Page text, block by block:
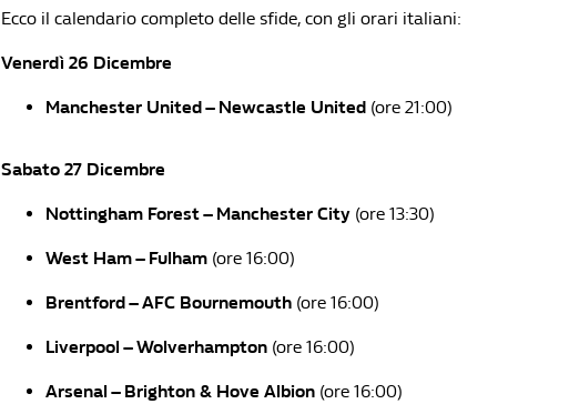
Ecco il calendario completo delle sfide, con gli orari italiani:
Venerdì 26 Dicembre
Manchester United – Newcastle United (ore 21:00)
Sabato 27 Dicembre
Nottingham Forest – Manchester City (ore 13:30)
West Ham – Fulham (ore 16:00)
Brentford – AFC Bournemouth (ore 16:00)
Liverpool – Wolverhampton (ore 16:00)
Arsenal – Brighton & Hove Albion (ore 16:00)